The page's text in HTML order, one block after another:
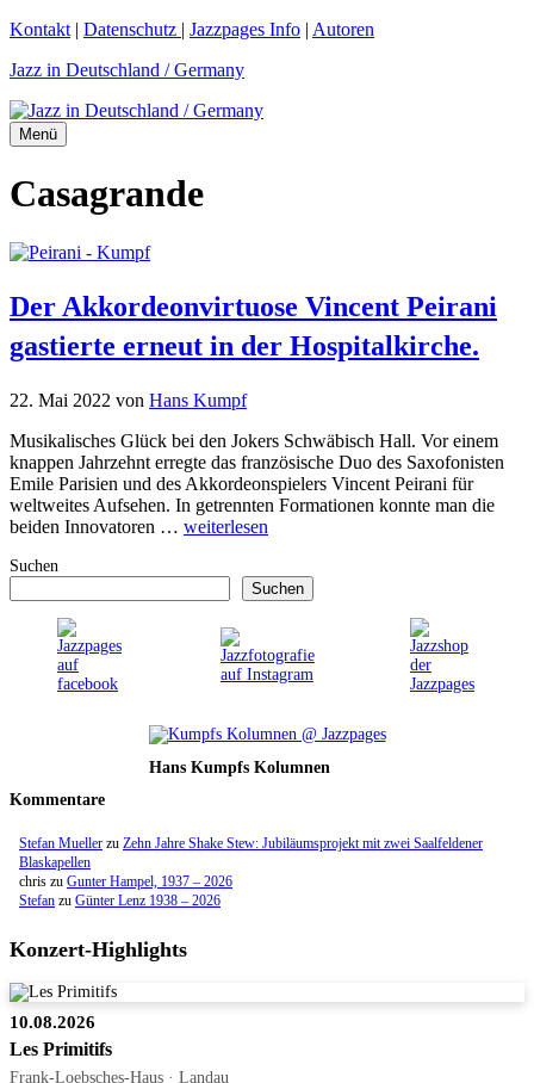
Zum
springen
Kontakt | Datenschutz | Jazzpages Info | Autoren
Jazz in Deutschland / Germany
Menü
Casagrande
Der Akkordeonvirtuose Vincent Peirani
gastierte erneut in der Hospitalkirche.
22. Mai 2022 von Hans Kumpf
Musikalisches Glück bei den Jokers Schwäbisch Hall. Vor einem
knappen Jahrzehnt erregte das französische Duo des Saxofonisten
Emile Parisien und des Akkordeonspielers Vincent Peirani für
weltweites Aufsehen. In getrennten Formationen konnte man die
beiden Innovatoren … weiterlesen
Suchen
Suchen
Hans Kumpfs Kolumnen
Kommentare
Stefan Mueller zu Zehn Jahre Shake Stew: Jubiläumsprojekt mit zwei Saalfeldener
Blaskapellen
chris zu Gunter Hampel, 1937 – 2026
Stefan zu Günter Lenz 1938 – 2026
Konzert-Highlights
10.08.2026
Les Primitifs
Frank-Loebsches-Haus · Landau